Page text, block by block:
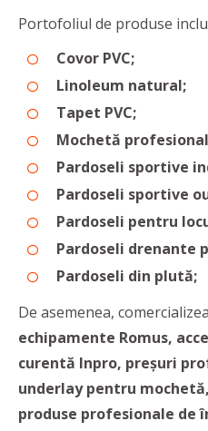
Portofoliul de produse
Covor PVC;
Linoleum natural;
Tapet PVC;
Mochetă
Pardoseli sportive
Pardoseli sportive
Pardoseli pentru
Pardoseli drenante
Pardoseli din plută;
De asemenea,
echipamente Romus,
curentă Inpro, preșuri
underlay pentru
produse profesionale de